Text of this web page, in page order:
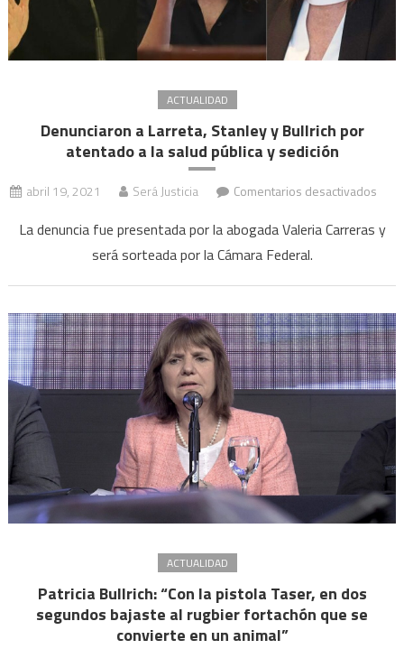
ACTUALIDAD
Denunciaron a Larreta, Stanley y Bullrich por
atentado a la salud pública y sedición
abril 19, 2021 Será Justicia Comentarios desactivadosen
a
por
a
La denuncia fue presentada por la abogada Valeria Carreras y
será sorteada por la Cámara Federal.
ACTUALIDAD
Patricia Bullrich: “Con la pistola Taser, en dos
segundos bajaste al rugbier fortachón que se
convierte en un animal”